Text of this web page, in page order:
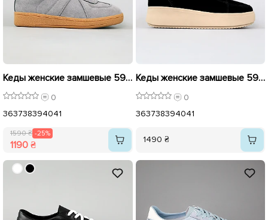
Кеды женские замшевые 594624 Серые распродажа
0
363738394041
1590 ₴ -25%
1190 ₴
Кеды женские замшевые 594784 Черные
0
363738394041
1490 ₴